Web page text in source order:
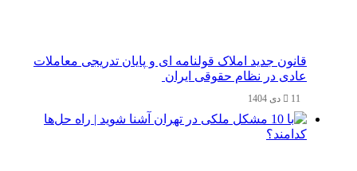
قانون جدید املاک قولنامه ای و پایان تدریجی معاملات
عادی در نظام حقوقی ایران
11 دی 1404